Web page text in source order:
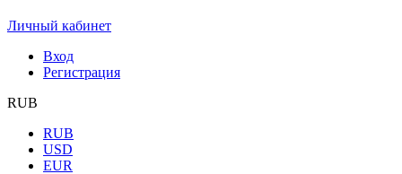
Личный кабинет
Вход
Регистрация
RUB
RUB
USD
EUR